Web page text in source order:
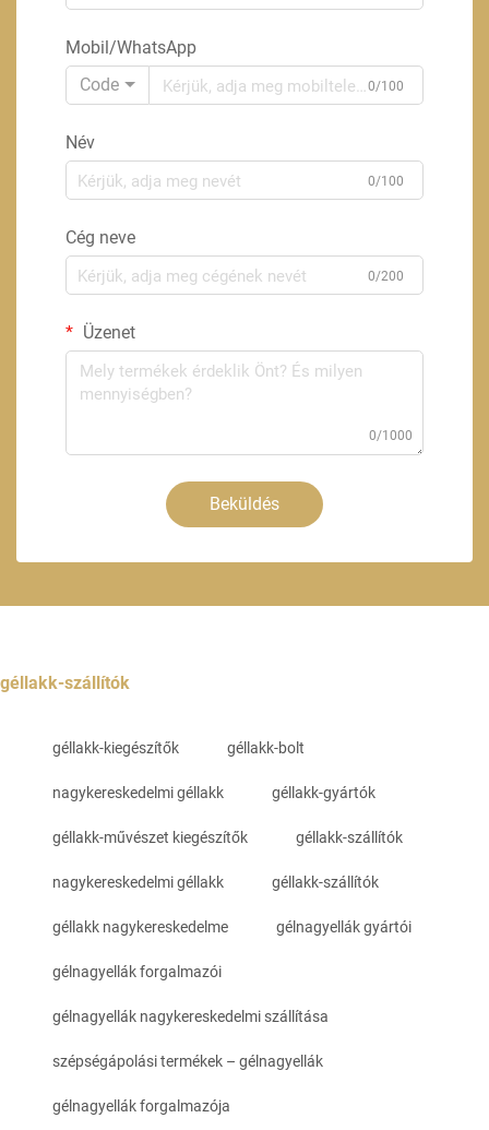
Mobil/WhatsApp
Code
0/100
Név
0/100
Cég neve
0/200
Üzenet
0/1000
Beküldés
géllakk-szállítók
géllakk-kiegészítők géllakk-bolt
nagykereskedelmi géllakk géllakk-gyártók
géllakk-művészet kiegészítők géllakk-szállítók
nagykereskedelmi géllakk géllakk-szállítók
géllakk nagykereskedelme gélnagyellák gyártói
gélnagyellák forgalmazói
gélnagyellák nagykereskedelmi szállítása
szépségápolási termékek – gélnagyellák
gélnagyellák forgalmazója